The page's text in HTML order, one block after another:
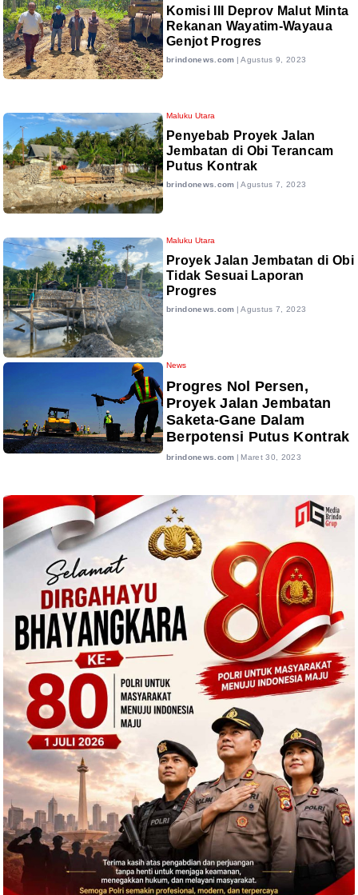
Komisi III Deprov Malut Minta
Rekanan Wayatim-Wayaua
Genjot Progres
brindonews.com | Agustus 9, 2023
Maluku Utara
Penyebab Proyek Jalan
Jembatan di Obi Terancam
Putus Kontrak
brindonews.com | Agustus 7, 2023
Maluku Utara
Proyek Jalan Jembatan di Obi
Tidak Sesuai Laporan
Progres
brindonews.com | Agustus 7, 2023
News
Progres Nol Persen,
Proyek Jalan Jembatan
Saketa-Gane Dalam
Berpotensi Putus Kontrak
brindonews.com | Maret 30, 2023